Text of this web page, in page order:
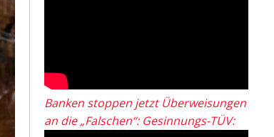
Banken stoppen jetzt Überweisungen
an die „Falschen“: Gesinnungs-TÜV: